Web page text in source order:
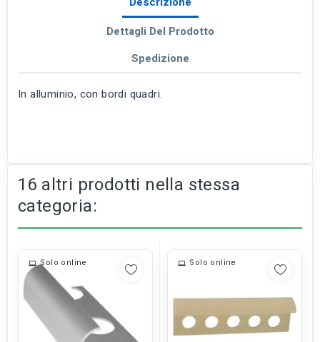
Dettagli Del Prodotto
Spedizione
In alluminio, con bordi quadri.
16 altri prodotti nella stessa
categoria:
Solo online Solo online